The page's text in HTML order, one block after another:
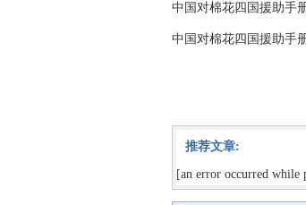
中国对棉花四国援助手
中国对棉花四国援助手
推荐文章:
[an error occurred while